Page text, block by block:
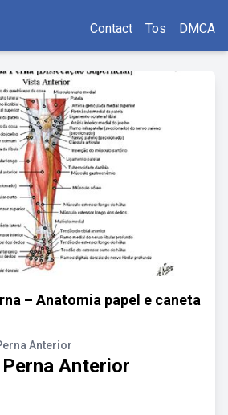
Contact Tos DMCA
– Anatomia papel e caneta
Anterior
Anterior